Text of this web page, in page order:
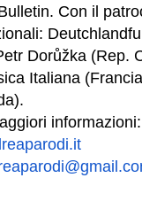
Con il
Dorůžka (Rep.
Italiana
informazioni: